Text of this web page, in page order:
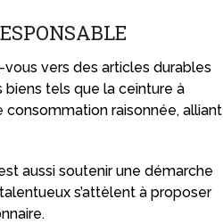
vers des articles durables
tels que la ceinture à
raisonnée, alliant
aussi soutenir une démarche
s’attèlent à proposer